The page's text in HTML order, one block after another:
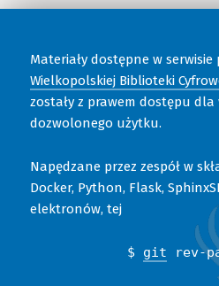
Materiały dostępne w serwisie
Wielkopolskiej Biblioteki
zostały z prawem dostępu dla
dozwolonego użytku.
Napędzane przez zespół w
Docker, Python, Flask,
elektronów, tej
$ git rev-